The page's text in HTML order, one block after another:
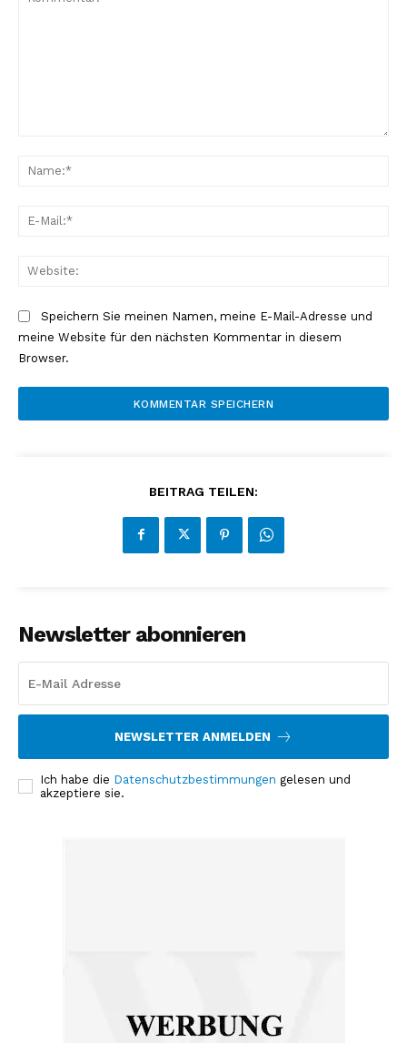
Speichern Sie meinen Namen, meine E-Mail-Adresse und
meine Website für den nächsten Kommentar in diesem
Browser.
BEITRAG TEILEN:
Newsletter abonnieren
NEWSLETTER ANMELDEN
Ich habe die Datenschutzbestimmungen gelesen und
akzeptiere sie.